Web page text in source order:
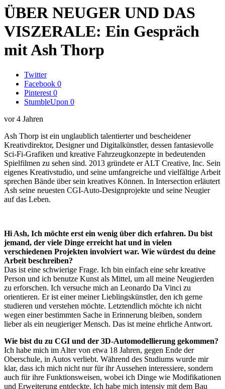
ÜBER NEUGER UND DAS
VISZERALE: Ein Gespräch
mit Ash Thorp
Twitter
Facebook 0
Pinterest 0
StumbleUpon 0
vor 4 Jahren
Ash Thorp ist ein unglaublich talentierter und bescheidener
Kreativdirektor, Designer und Digitalkünstler, dessen fantasievolle
Sci-Fi-Grafiken und kreative Fahrzeugkonzepte in bedeutenden
Spielfilmen zu sehen sind. 2013 gründete er ALT Creative, Inc. Sein
eigenes Kreativstudio, und seine umfangreiche und vielfältige Arbeit
sprechen Bände über sein kreatives Können. In Intersection erläutert
Ash seine neuesten CGI-Auto-Designprojekte und seine Neugier
auf das Leben.
Hi Ash, Ich möchte erst ein wenig über dich erfahren. Du bist
jemand, der viele Dinge erreicht hat und in vielen
verschiedenen Projekten involviert war. Wie würdest du deine
Arbeit beschreiben?
Das ist eine schwierige Frage. Ich bin einfach eine sehr kreative
Person und ich benutze Kunst als Mittel, um all meine Neugierden
zu erforschen. Ich versuche mich an Leonardo Da Vinci zu
orientieren. Er ist einer meiner Lieblingskünstler, den ich gerne
studieren und verstehen möchte. Letztendlich möchte ich nicht
wegen einer bestimmten Sache in Erinnerung bleiben, sondern
lieber als ein neugieriger Mensch. Das ist meine ehrliche Antwort.
Wie bist du zu CGI und der 3D-Automodellierung gekommen?
Ich habe mich im Alter von etwa 18 Jahren, gegen Ende der
Oberschule, in Autos verliebt. Während des Studiums wurde mir
klar, dass ich mich nicht nur für ihr Aussehen interessiere, sondern
auch für ihre Funktionsweisen, wobei ich Dinge wie Modifikationen
und Erweiterung entdeckte. Ich habe mich intensiv mit dem Bau